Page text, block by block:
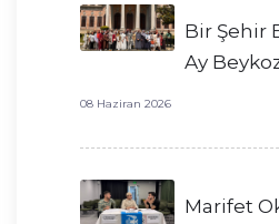
Bir Şehir
Ay
08 Haziran 2026
Marifet